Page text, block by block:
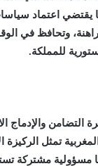
يقتضي اعتماد
وتحافظ في
للمملكة.
التضامن والإدماج
تمثل الركيزة
مسؤولية مشتركة